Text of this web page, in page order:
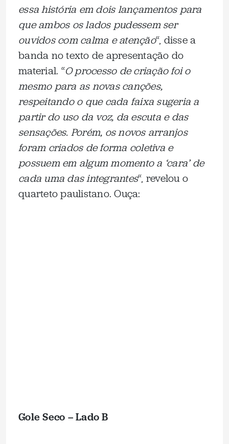
essa história em dois lançamentos para
que ambos os lados pudessem ser
ouvidos com calma e atenção“, disse a
banda no texto de apresentação do
material. “O processo de criação foi o
mesmo para as novas canções,
respeitando o que cada faixa sugeria a
partir do uso da voz, da escuta e das
sensações. Porém, os novos arranjos
foram criados de forma coletiva e
possuem em algum momento a ‘cara’ de
cada uma das integrantes“, revelou o
quarteto paulistano. Ouça:
Gole Seco – Lado B